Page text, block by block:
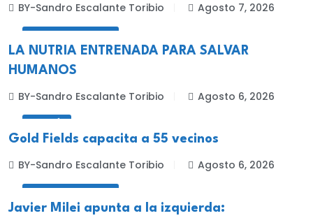
BY-Sandro Escalante Toribio Agosto 7, 2026
LA NUTRIA ENTRENADA PARA SALVAR
HUMANOS
BY-Sandro Escalante Toribio Agosto 6, 2026
Gold Fields capacita a 55 vecinos
BY-Sandro Escalante Toribio Agosto 6, 2026
Javier Milei apunta a la izquierda: